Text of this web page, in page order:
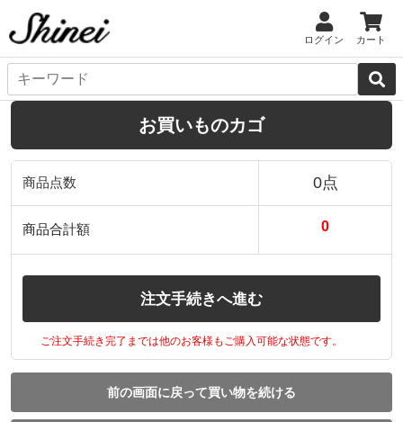
ログイン カート
お買いものカゴ
商品点数 0点
商品合計額 0
注文手続きへ進む
ご注文手続き完了までは他のお客様もご購入可能な状態です。
前の画面に戻って買い物を続ける